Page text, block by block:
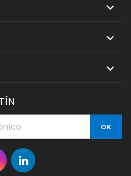


